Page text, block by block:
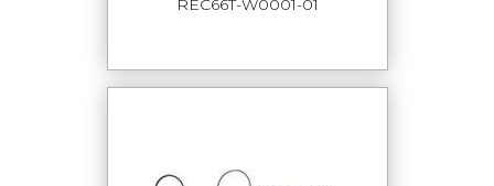
REC66T-W0001-01